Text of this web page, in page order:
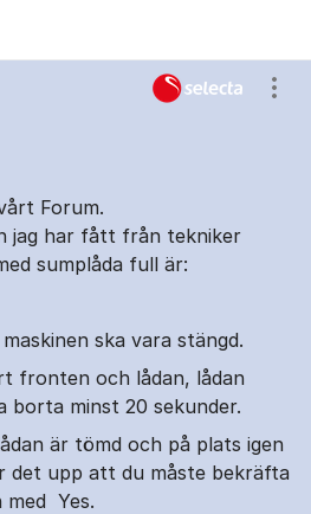
Forum.
jag har fått från tekniker
sumplåda full är:
ska vara stängd.
fronten och lådan, lådan
borta minst 20 sekunder.
är tömd och på plats igen
det upp att du måste bekräfta
med Yes.